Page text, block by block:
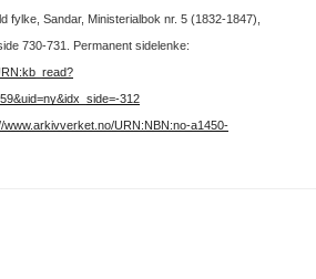
fylke, Sandar, Ministerialbok nr. 5 (1832-1847),
730-731. Permanent sidelenke:
312
www.arkivverket.no/URN:NBN:no-a1450-